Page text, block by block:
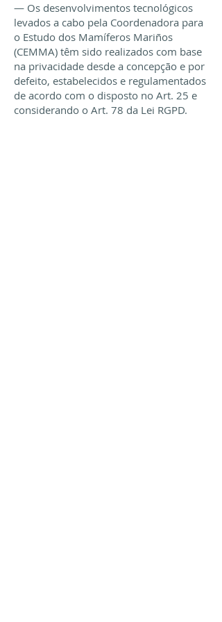
— Os desenvolvimentos tecnológicos
levados a cabo pela Coordenadora para
o Estudo dos Mamíferos Mariños
(CEMMA) têm sido realizados com base
na privacidade desde a concepção e por
defeito, estabelecidos e regulamentados
de acordo com o disposto no Art. 25 e
considerando o Art. 78 da Lei RGPD.